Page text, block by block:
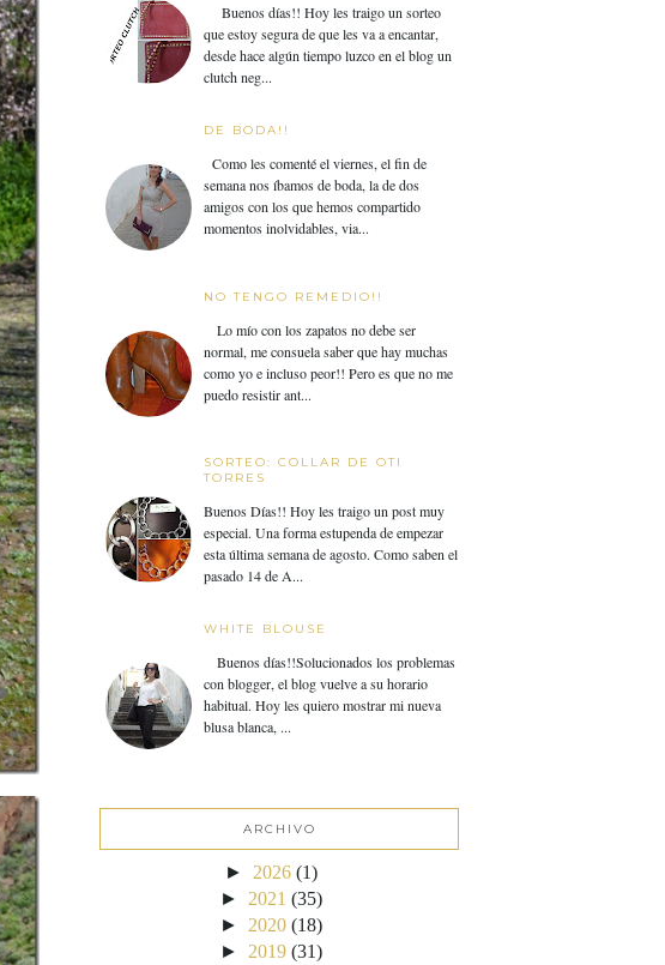
Buenos días!! Hoy les traigo un sorteo
que estoy segura de que les va a encantar,
desde hace algún tiempo luzco en el blog un
clutch neg...
DE BODA!!
Como les comenté el viernes, el fin de
semana nos íbamos de boda, la de dos
amigos con los que hemos compartido
momentos inolvidables, via...
NO TENGO REMEDIO!!
Lo mío con los zapatos no debe ser
normal, me consuela saber que hay muchas
como yo e incluso peor!! Pero es que no me
puedo resistir ant...
SORTEO: COLLAR DE OTI
TORRES
Buenos Días!! Hoy les traigo un post muy
especial. Una forma estupenda de empezar
esta última semana de agosto. Como saben el
pasado 14 de A...
WHITE BLOUSE
Buenos días!!Solucionados los problemas
con blogger, el blog vuelve a su horario
habitual. Hoy les quiero mostrar mi nueva
blusa blanca, ...
ARCHIVO
► 2026 (1)
► 2021 (35)
► 2020 (18)
► 2019 (31)